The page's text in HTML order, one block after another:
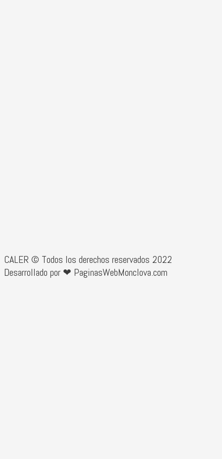
CALER © Todos los derechos reservados 2022
Desarrollado por ❤ PaginasWebMonclova.com